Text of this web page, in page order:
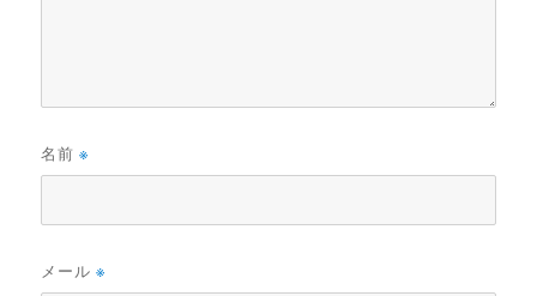
名前※
メール※